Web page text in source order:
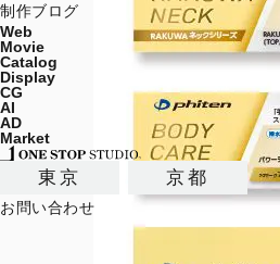
制作ブログ
Web
Movie
Catalog
Display
CG
AI
AD
Market
東京 京都
お問い合わせ